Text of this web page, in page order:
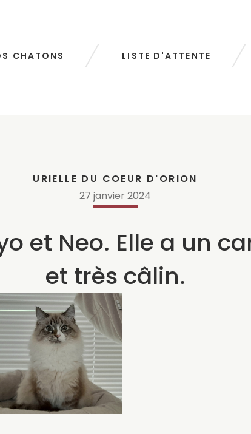
CHATONS LISTE D'ATTENTE
URIELLE DU COEUR D'ORION
27 janvier 2024
et Neo. Elle a un
et très câlin.